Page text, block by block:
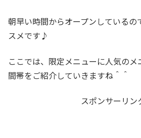
朝早い時間からオープンしているの
スメです♪
ここでは、限定メニューに人気の
間帯をご紹介していきますね＾＾
スポンサーリン